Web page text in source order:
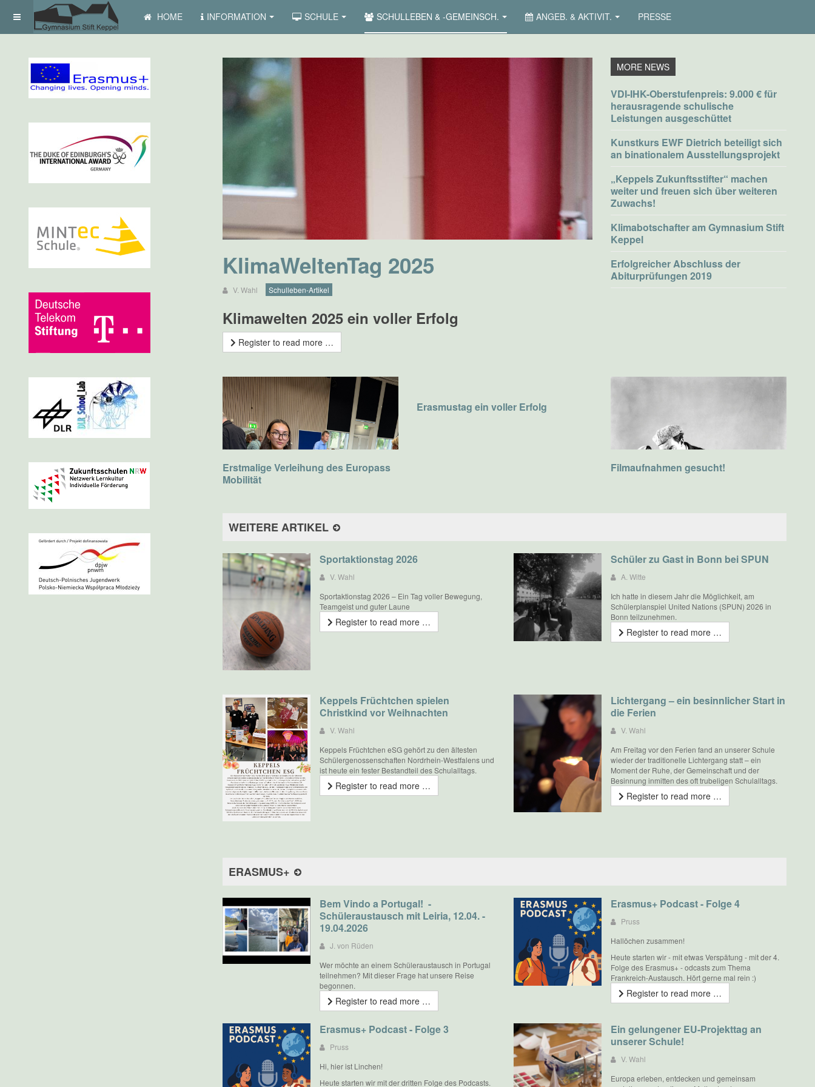
HOME INFORMATION SCHULE SCHULLEBEN & -GEMEINSCH. ANGEB. & AKTIVIT. PRESSE
KlimaWeltenTag 2025
V. Wahl Schulleben-Artikel
Klimawelten 2025 ein voller Erfolg
Register to read more …
VDI-IHK-Oberstufenpreis: 9.000 € für
herausragende schulische
Leistungen ausgeschüttet
Kunstkurs EWF Dietrich beteiligt sich
an binationalem Ausstellungsprojekt
„Keppels Zukunftsstifter“ machen
weiter und freuen sich über weiteren
Zuwachs!
Klimabotschafter am Gymnasium Stift
Keppel
Erfolgreicher Abschluss der
Abiturprüfungen 2019
Erstmalige Verleihung des Europass
Mobilität
Erasmustag ein voller Erfolg
Filmaufnahmen gesucht!
WEITERE ARTIKEL
Sportaktionstag 2026
V. Wahl
Sportaktionstag 2026 – Ein Tag voller Bewegung,
Teamgeist und guter Laune
Register to read more …
Schüler zu Gast in Bonn bei SPUN
A. Witte
Ich hatte in diesem Jahr die Möglichkeit, am
Schülerplanspiel United Nations (SPUN) 2026 in
Bonn teilzunehmen.
Register to read more …
Keppels Früchtchen spielen
Christkind vor Weihnachten
V. Wahl
Keppels Früchtchen eSG gehört zu den ältesten
Schülergenossenschaften Nordrhein-Westfalens und
ist heute ein fester Bestandteil des Schulalltags.
Register to read more …
Lichtergang – ein besinnlicher Start in
die Ferien
V. Wahl
Am Freitag vor den Ferien fand an unserer Schule
wieder der traditionelle Lichtergang statt – ein
Moment der Ruhe, der Gemeinschaft und der
Besinnung inmitten des oft trubeligen Schulalltags.
Register to read more …
ERASMUS+
Bem Vindo a Portugal! -
Schüleraustausch mit Leiria, 12.04. -
19.04.2026
J. von Rüden
Wer möchte an einem Schüleraustausch in Portugal
teilnehmen? Mit dieser Frage hat unsere Reise
begonnen.
Register to read more …
Erasmus+ Podcast - Folge 4
Pruss
Hallöchen zusammen!
Heute starten wir - mit etwas Verspätung - mit der 4.
Folge des Erasmus+ - odcasts zum Thema
Frankreich-Austausch. Hört gerne mal rein :)
Register to read more …
Erasmus+ Podcast - Folge 3
Pruss
Hi, hier ist Linchen!
Heute starten wir mit der dritten Folge des Podcasts.
Ein gelungener EU-Projekttag an
unserer Schule!
V. Wahl
Europa erleben, entdecken und gemeinsam